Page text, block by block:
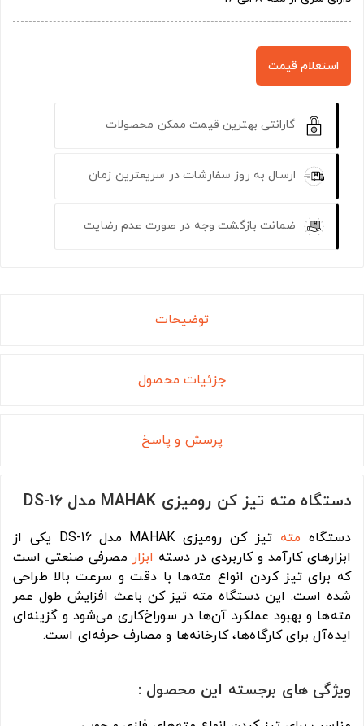
استعلام قیمت
گارانتی بهترین قیمت ممکن محصولات
ارسال به روز سفارشات در سریعترین زمان
ضمانت بازگشت وجه در صورت عدم رضایت
توضیحات
جزئیات محصول
پرسش و پاسخ
دستگاه مته تیز کن رومیزی MAHAK مدل DS-16
دستگاه مته
تیز کن رومیزی MAHAK مدل DS-16 یکی از
ابزارهای کارآمد و کاربردی در دسته ابزار مصرفی صنعتی است
که برای تیز کردن انواع مته‌ها با دقت و سرعت بالا طراحی
شده است. این دستگاه مته تیز کن باعث افزایش طول عمر
مته‌ها و بهبود عملکرد آن‌ها در سوراخ‌کاری می‌شود و گزینه‌ای
ایده‌آل برای کارگاه‌ها، کارخانه‌ها و مصارف حرفه‌ای است.
ویژگی های برجسته این محصول :